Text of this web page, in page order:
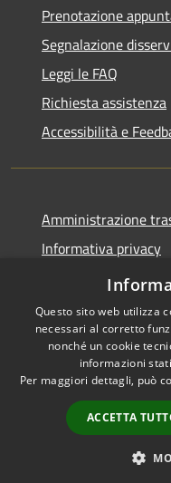
Prenotazione
Segnalazione
Leggi le FAQ
Richiesta assistenza
Accessibilità e
Amministrazione
Informativa privacy
Accessibilità
Questo sito web utilizza
necessari al corretto
nonché un cookie
informazioni
Per maggiori dettagli, può
ACCETTA